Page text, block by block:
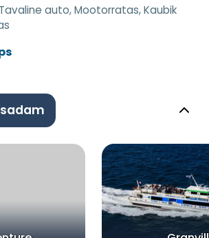
Tavaline auto, Mootorratas, Kaubik